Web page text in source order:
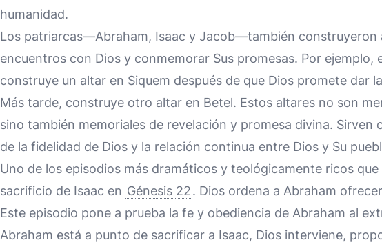
humanidad.
Los patriarcas—Abraham, Isaac y Jacob—también construyeron
encuentros con Dios y conmemorar Sus promesas. Por ejemplo,
construye un altar en Siquem después de que Dios promete dar
Más tarde, construye otro altar en Betel. Estos altares no son
sino también memoriales de revelación y promesa divina.
de la fidelidad de Dios y la relación continua entre Dios y Su
Uno de los episodios más dramáticos y teológicamente ricos
sacrificio de Isaac en Génesis 22. Dios ordena a Abraham
Este episodio pone a prueba la fe y obediencia de Abraham al
Abraham está a punto de sacrificar a Isaac, Dios interviene,